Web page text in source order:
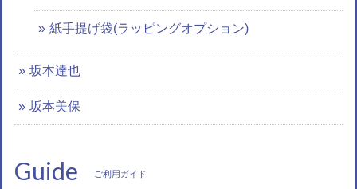
紙手提げ袋(ラッピングオプション)
坂本達也
坂本美保
Guide ご利用ガイド